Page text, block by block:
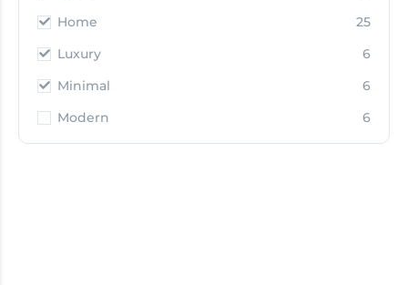
Home
25
Luxury
6
Minimal
6
Modern
6